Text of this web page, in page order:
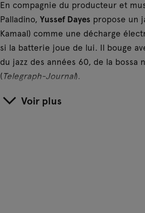
En compagnie du producteur et
Palladino, Yussef Dayes propose un
Kamaal) comme une décharge
si la batterie joue de lui. Il bouge
du jazz des années 60, de la
(Telegraph-Journal).
Voir plus